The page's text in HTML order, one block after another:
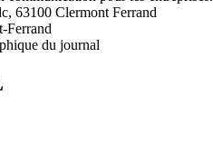
63100 Clermont Ferrand
Ferrand
du journal